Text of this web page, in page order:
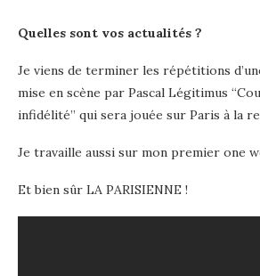
Quelles sont vos actualités ?
Je viens de terminer les répétitions
mise en scène par Pascal Légitimus
infidélité” qui sera jouée sur Paris à la
Je travaille aussi sur mon premier one
Et bien sûr LA PARISIENNE !